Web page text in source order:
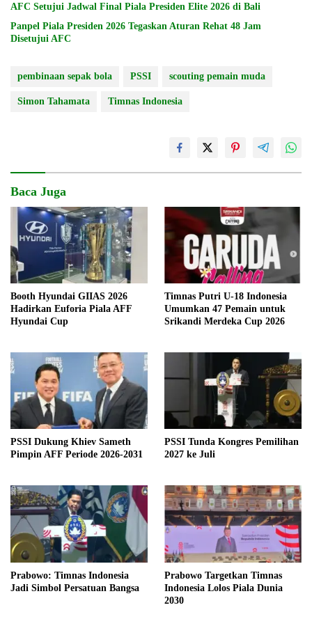
AFC Setujui Jadwal Final Piala Presiden Elite 2026 di Bali
Panpel Piala Presiden 2026 Tegaskan Aturan Rehat 48 Jam
Disetujui AFC
pembinaan sepak bola PSSI scouting pemain muda
Simon Tahamata Timnas Indonesia
Baca Juga
Booth Hyundai GIIAS 2026
Hadirkan Euforia Piala AFF
Hyundai Cup
Timnas Putri U-18 Indonesia
Umumkan 47 Pemain untuk
Srikandi Merdeka Cup 2026
PSSI Dukung Khiev Sameth
Pimpin AFF Periode 2026-2031
PSSI Tunda Kongres Pemilihan
2027 ke Juli
Prabowo: Timnas Indonesia
Jadi Simbol Persatuan Bangsa
Prabowo Targetkan Timnas
Indonesia Lolos Piala Dunia
2030